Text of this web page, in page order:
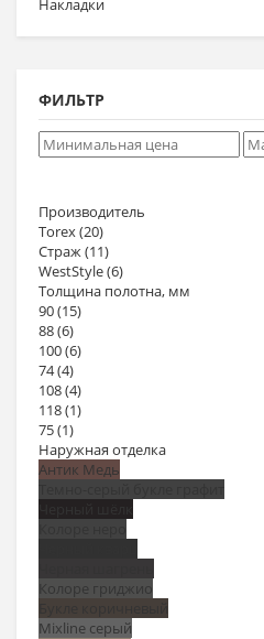
Накладки
ФИЛЬТР
Производитель
Torex(20)
Страж(11)
WestStyle(6)
Толщина полотна, мм
90(15)
88(6)
100(6)
74(4)
108(4)
118(1)
75(1)
Наружная отделка
Антик Медь
Колоре гриджио
Mixline серый